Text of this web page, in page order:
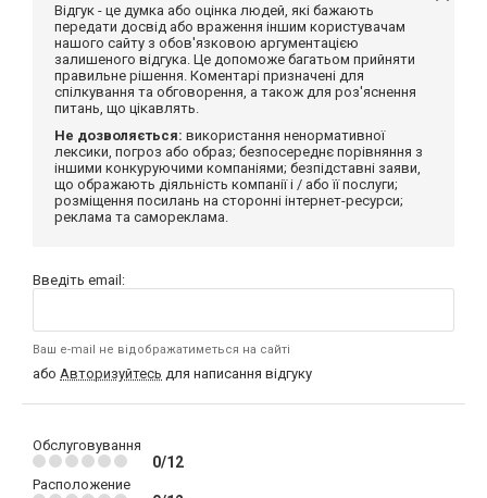
Відгук - це думка або оцінка людей, які бажають
передати досвід або враження іншим користувачам
нашого сайту з обов'язковою аргументацією
залишеного відгука. Це допоможе багатьом прийняти
правильне рішення. Коментарі призначені для
спілкування та обговорення, а також для роз'яснення
питань, що цікавлять.
Не дозволяється: використання ненормативної
лексики, погроз або образ; безпосереднє порівняння з
іншими конкуруючими компаніями; безпідставні заяви,
що ображають діяльність компанії і / або її послуги;
розміщення посилань на сторонні інтернет-ресурси;
реклама та самореклама.
Введіть email:
Ваш e-mail не відображатиметься на сайті
або Авторизуйтесь для написання відгуку
Обслуговування
0/12
Расположение